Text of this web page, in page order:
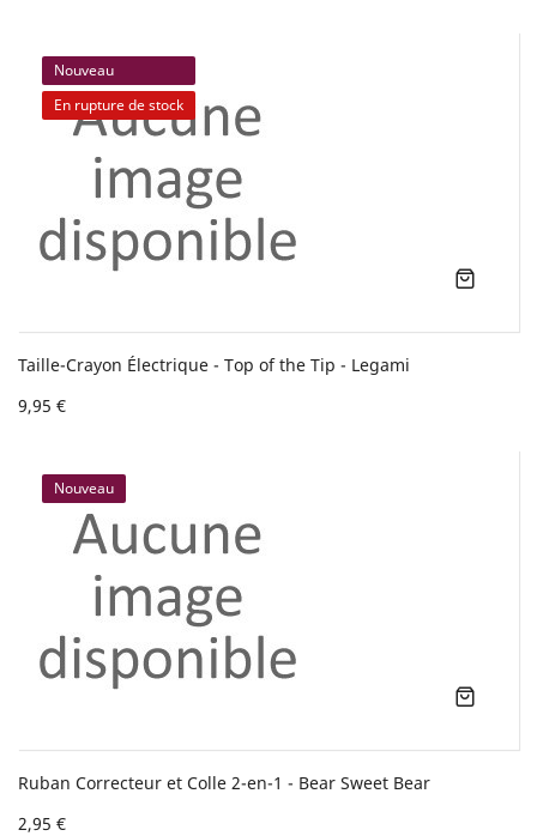
Nouveau
En rupture de stock
Taille-Crayon Électrique - Top of the Tip - Legami
9,95 €
Nouveau
Ruban Correcteur et Colle 2-en-1 - Bear Sweet Bear
2,95 €